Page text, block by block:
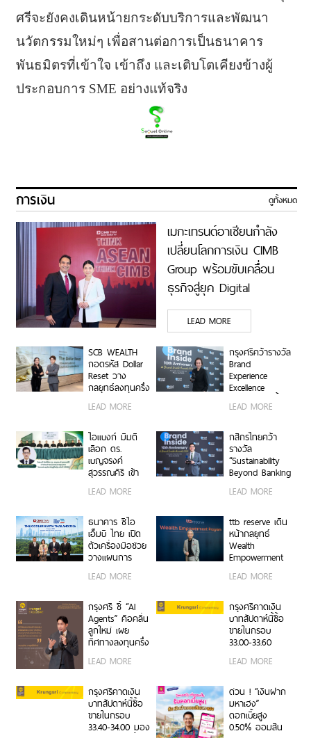
ศรีจะยังคงเดินหน้ายกระดับบริการและพัฒนา
นวัตกรรมใหม่ๆ เพื่อสานต่อการเป็นธนาคาร
พันธมิตรที่เข้าใจ เข้าถึง และเติบโตเคียงข้างผู้
ประกอบการ SME อย่างแท้จริง
การเงิน ดูทั้งหมด
เมกะเทรนด์อาเซียนกำลัง
เปลี่ยนโลกการเงิน CIMB
Group พร้อมขับเคลื่อน
ธุรกิจสู่ยุค Digital
Economy ด้วยทีม
Industry Specialists เชื่อม
องค์ความรู้ โอกาสทาง
ธุรกิจ และเครือการลงทุน
เสริมแกร่งธุรกิจ Data
Center และ Supply Chain
ASEAN, THINK CIMB
LEAD MORE
SCB WEALTH
ถอดรหัส Dollar
Reset วาง
กลยุทธ์ลงทุนครึ่ง
สหรัฐฯ-ตลาดเกิด
ระยะสั้น-กลาง
เสริมพอร์ตแกร่ง
LEAD MORE
กรุงศรีคว้ารางวัล
Brand
Experience
Excellence
คำมั่นสัญญา
ได้ทุกวัน”
LEAD MORE
ไอแบงก์ มีมติ
เลือก ดร.
เบญจรงค์
สุวรรณคีรี เข้า
กรรมการ
LEAD MORE
กสิกรไทยคว้า
รางวัล
“Sustainability
Beyond Banking
เคลื่อนภาคธุรกิจ
และการเติบโต
อย่างยั่งยืน
LEAD MORE
ธนาคาร ซีไอ
เอ็มบี ไทย เปิด
ตัวเครื่องมือช่วย
วางแผนการ
สภาพภูมิอากาศ
Cooler Earth
Thailand 2026
LEAD MORE
ttb reserve เดิน
หน้ากลยุทธ์
Wealth
Empowerment
Program สร้าง
สานต่อความ
สำเร็จครอบครัว
จากรุ่นสู่รุ่น
LEAD MORE
กรุงศรี ชี้ “AI
Agents” คือคลื่น
ลูกใหม่ เผย
ทิศทางลงทุนครึ่ง
สูตรจัดพอร์ต
รับมือความไม่
แน่นอนเศรษฐกิจ
โลก
LEAD MORE
กรุงศรีคาดเงิน
บาทสัปดาห์นี้ซื้อ
ขายในกรอบ
33.00-33.60
งานสหรัฐฯ
LEAD MORE
กรุงศรีคาดเงิน
บาทสัปดาห์นี้ซื้อ
ขายในกรอบ
33.40-34.00 มอง
ด่วน ! “เงินฝาก
มหาเฮง”
ดอกเบี้ยสูง
0.50% ออมสิน